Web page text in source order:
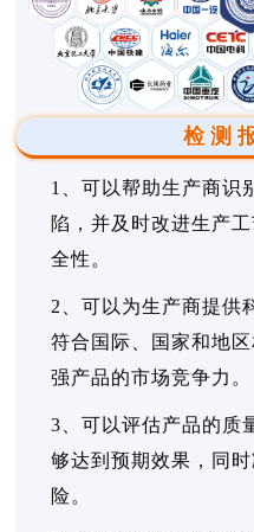
检测
1、可以帮助生产商识
陷，并及时改进生产
全性。
2、可以为生产商提供
符合国际、国家和地
强产品的市场竞争力。
3、可以评估产品的质
够达到预期效果，同
险。